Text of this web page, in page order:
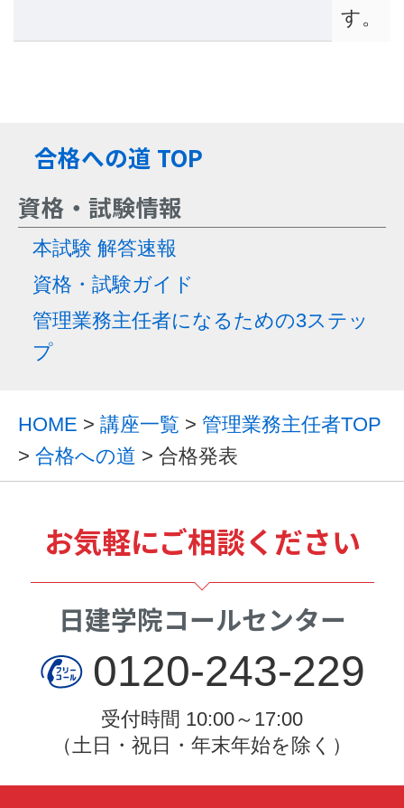
す。
合格への道 TOP
資格・試験情報
本試験 解答速報
資格・試験ガイド
管理業務主任者になるための3ステッ
プ
HOME > 講座一覧 > 管理業務主任者TOP
> 合格への道 > 合格発表
お気軽にご相談ください
日建学院コールセンター
0120-243-229
受付時間 10:00～17:00
（土日・祝日・年末年始を除く）